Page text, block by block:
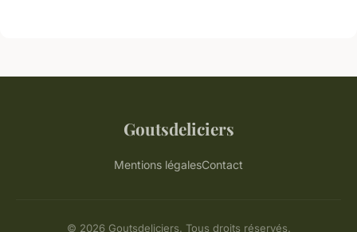
Goutsdeliciers
Mentions légalesContact
© 2026 Goutsdeliciers. Tous droits réservés.